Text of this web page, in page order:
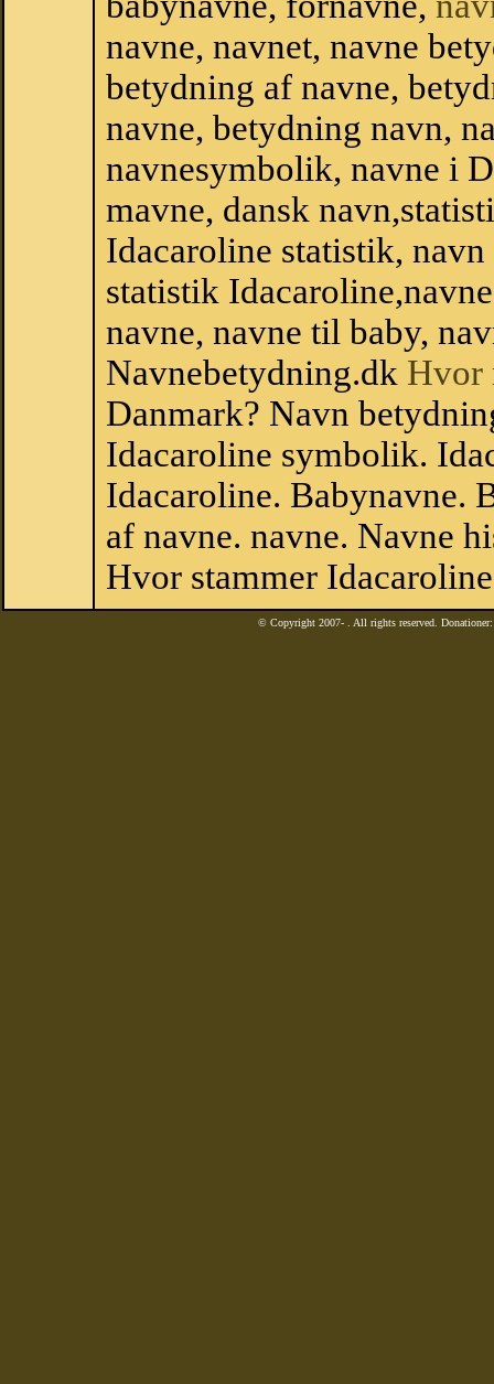
navne, navnet, navne
betydning af navne,
navne, betydning navn,
navnesymbolik, navne i
mavne, dansk
Idacaroline statistik,
statistik
navne, navne til baby,
Navnebetydning.dk Hvor
Danmark? Navn
Idacaroline symbolik.
Idacaroline. Babynavne.
af navne. navne. Navne
Hvor stammer
© Copyright 2007- . All rights reserved.